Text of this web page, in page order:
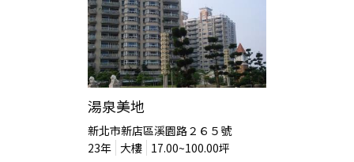
湯泉美地
新北市新店區溪園路２６５號
23年 大樓 17.00~100.00坪